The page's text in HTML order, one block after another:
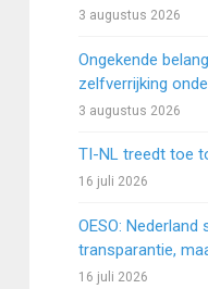
3 augustus 2026
Ongekende
zelfverrijking
3 augustus 2026
TI-NL treedt toe
16 juli 2026
OESO:
transparantie,
16 juli 2026